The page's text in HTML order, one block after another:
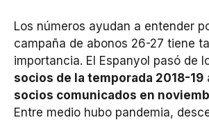
Los números ayudan a entender
campaña de abonos 26-27 tiene
importancia. El Espanyol pasó de
socios de la temporada 2018-19
socios comunicados en
Entre medio hubo pandemia,